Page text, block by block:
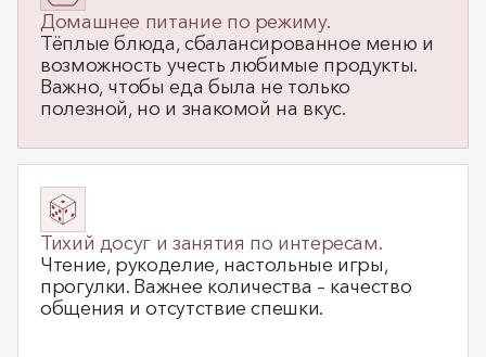
Домашнее питание по режиму.
Тёплые блюда, сбалансированное меню и
возможность учесть любимые продукты.
Важно, чтобы еда была не только
полезной, но и знакомой на вкус.
Тихий досуг и занятия по интересам.
Чтение, рукоделие, настольные игры,
прогулки. Важнее количества – качество
общения и отсутствие спешки.